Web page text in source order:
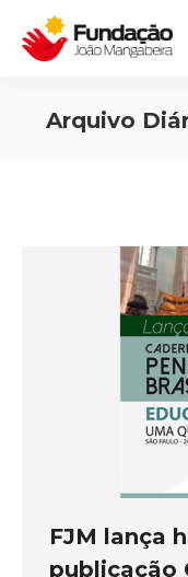
Arquivo
FJM lança
publicação